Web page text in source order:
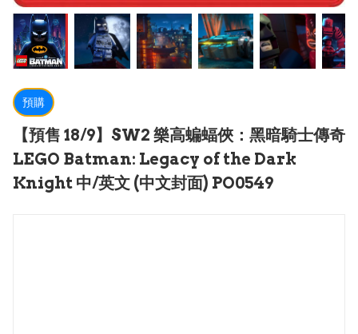
預購
【預售 18/9】SW2 樂高蝙蝠俠：黑暗騎士傳奇
LEGO Batman: Legacy of the Dark
Knight 中/英文 (中文封面) PO0549